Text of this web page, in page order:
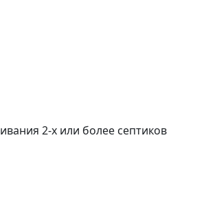
2-х или более септиков